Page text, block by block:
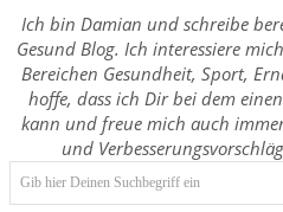
Ich bin Damian und schreibe
Gesund Blog. Ich interessiere
Bereichen Gesundheit, Sport,
hoffe, dass ich Dir bei dem
kann und freue mich auch
und
Gib hier Deinen Suchbegriff ein